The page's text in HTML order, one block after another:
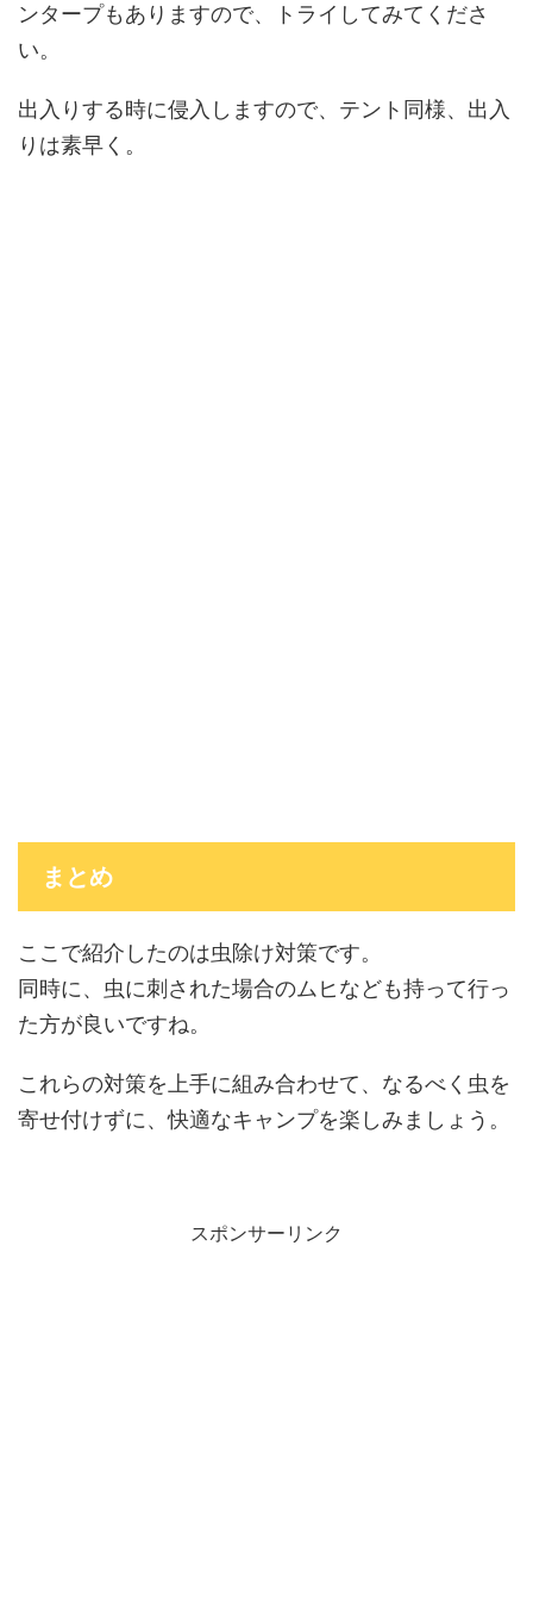
ンタープもありますので、トライしてみてくださ
い。
出入りする時に侵入しますので、テント同様、出入
りは素早く。
まとめ
ここで紹介したのは虫除け対策です。
同時に、虫に刺された場合のムヒなども持って行っ
た方が良いですね。
これらの対策を上手に組み合わせて、なるべく虫を
寄せ付けずに、快適なキャンプを楽しみましょう。
スポンサーリンク